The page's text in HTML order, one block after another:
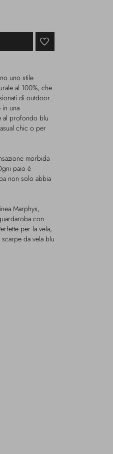
uno stile
al 100%, che
di outdoor.
in una
al profondo blu
chic o per
morbida
paio è
non solo abbia
Marphys,
con
per la vela,
da vela blu